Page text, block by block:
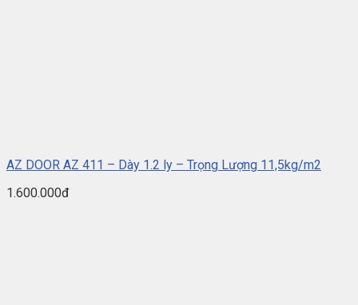
AZ DOOR AZ 411 – Dày 1.2 ly – Trọng Lượng 11,5kg/m2
1.600.000đ